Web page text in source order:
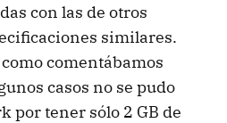
con las de otros
similares.
comentábamos
casos no se pudo
por tener sólo 2 GB de